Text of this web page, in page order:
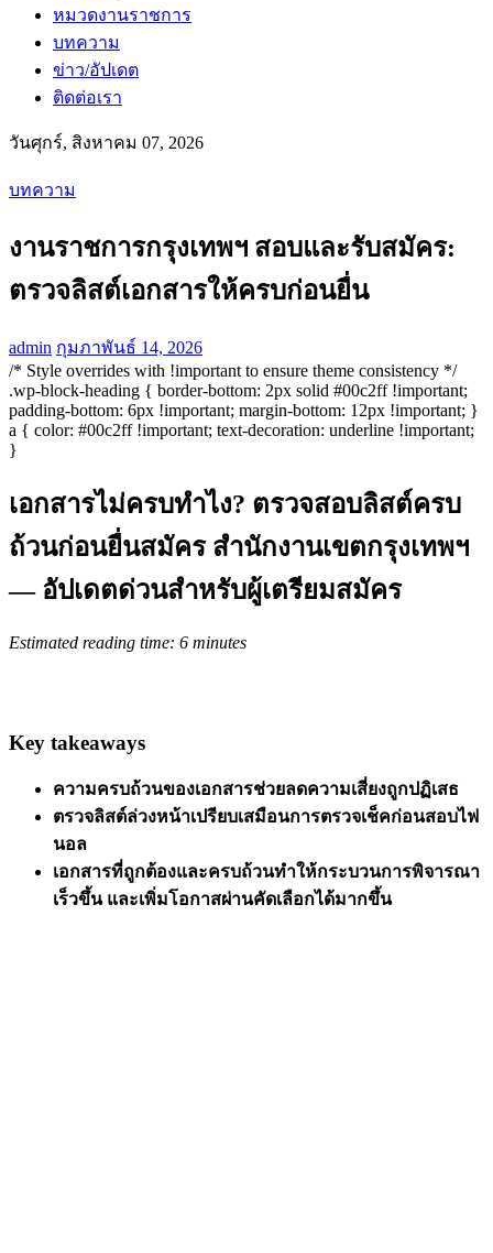
หมวดงานราชการ
บทความ
ข่าว/อัปเดต
ติดต่อเรา
วันศุกร์, สิงหาคม 07, 2026
บทความ
งานราชการกรุงเทพฯ สอบและรับสมัคร:
ตรวจลิสต์เอกสารให้ครบก่อนยื่น
admin กุมภาพันธ์ 14, 2026
/* Style overrides with !important to ensure theme consistency */
.wp-block-heading { border-bottom: 2px solid #00c2ff !important;
padding-bottom: 6px !important; margin-bottom: 12px !important; }
a { color: #00c2ff !important; text-decoration: underline !important;
}
เอกสารไม่ครบทำไง? ตรวจสอบลิสต์ครบ
ถ้วนก่อนยื่นสมัคร สำนักงานเขตกรุงเทพฯ
— อัปเดตด่วนสำหรับผู้เตรียมสมัคร
Estimated reading time: 6 minutes
Key takeaways
ความครบถ้วนของเอกสารช่วยลดความเสี่ยงถูกปฏิเสธ
ตรวจลิสต์ล่วงหน้าเปรียบเสมือนการตรวจเช็คก่อนสอบไฟ
นอล
เอกสารที่ถูกต้องและครบถ้วนทำให้กระบวนการพิจารณา
เร็วขึ้น และเพิ่มโอกาสผ่านคัดเลือกได้มากขึ้น